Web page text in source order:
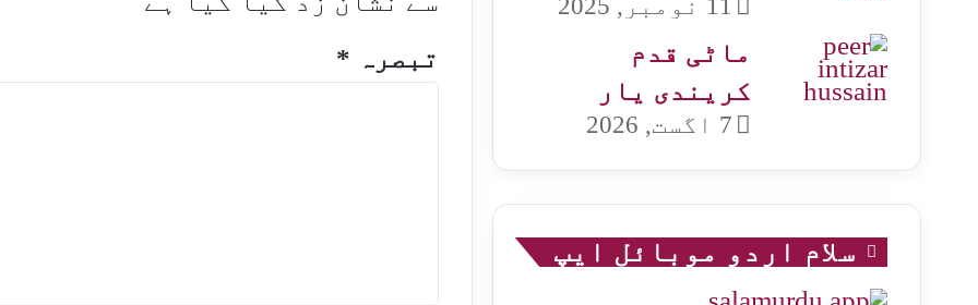
تبصرہ *
11 نومبر, 2025
ماٹی قدم
کریندی یار
7 اگست, 2026
سلام اردو موبائل ایپ